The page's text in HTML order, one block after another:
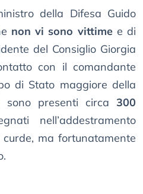
della Difesa Guido
non vi sono vittimee di
del Consiglio Giorgia
con il comandante
di Stato maggiore della
sono presenti circa 300
nell’addestramento
ma fortunatamente